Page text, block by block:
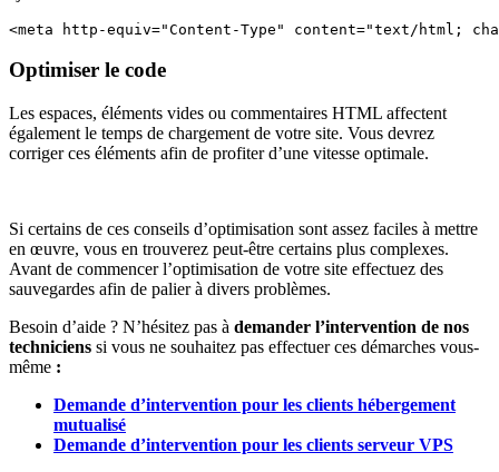
<meta http-equiv="Content-Type" content="text/html;
Optimiser le code
Les espaces, éléments vides ou commentaires HTML affectent
également le temps de chargement de votre site. Vous devrez
corriger ces éléments afin de profiter d’une vitesse optimale.
Si certains de ces conseils d’optimisation sont assez faciles à mettre
en œuvre, vous en trouverez peut-être certains plus complexes.
Avant de commencer l’optimisation de votre site effectuez des
sauvegardes afin de palier à divers problèmes.
Besoin d’aide ? N’hésitez pas à demander l’intervention de nos
techniciens si vous ne souhaitez pas effectuer ces démarches vous-
même :
Demande d’intervention pour les clients hébergement
mutualisé
Demande d’intervention pour les clients serveur VPS